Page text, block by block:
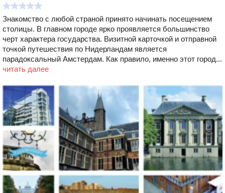
Знакомство с любой страной принято начинать посещением
столицы. В главном городе ярко проявляется большинство
черт характера государства. Визитной карточкой и отправной
точкой путешествия по Нидерландам является
парадоксальный Амстердам. Как правило, именно этот город...
читать далее